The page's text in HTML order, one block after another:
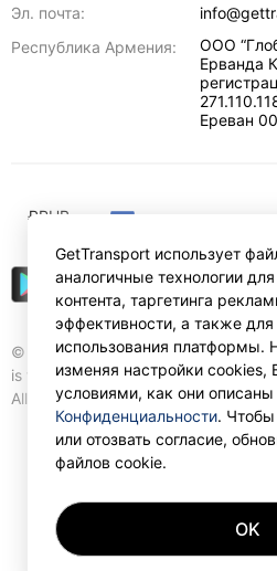
Эл. почта:
Республика Армения:
ООО
Ерванда
Ереван
© Gettransport International
is trademark of Gettransport
All rights reserved.
₽RUB
GetTransport использует
аналогичные технологии
контента, таргетинга
эффективности, а также
использования
изменяя настройки cookies,
условиями, как они
Конфиденциальности. Чтобы
или отозвать согласие,
файлов cookie.
OK